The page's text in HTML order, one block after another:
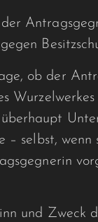
ob der
– selbst,
und Zweck